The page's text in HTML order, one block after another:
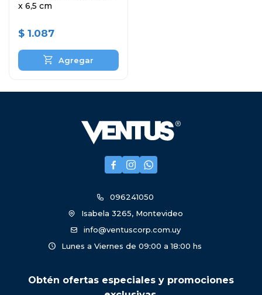
x 6,5 cm
$ 1.087
  
096241050
Isabela 3265, Montevideo
info@ventuscorp.com.uy
Lunes a Viernes de 09:00 a 18:00 hs
Obtén ofertas especiales y promociones